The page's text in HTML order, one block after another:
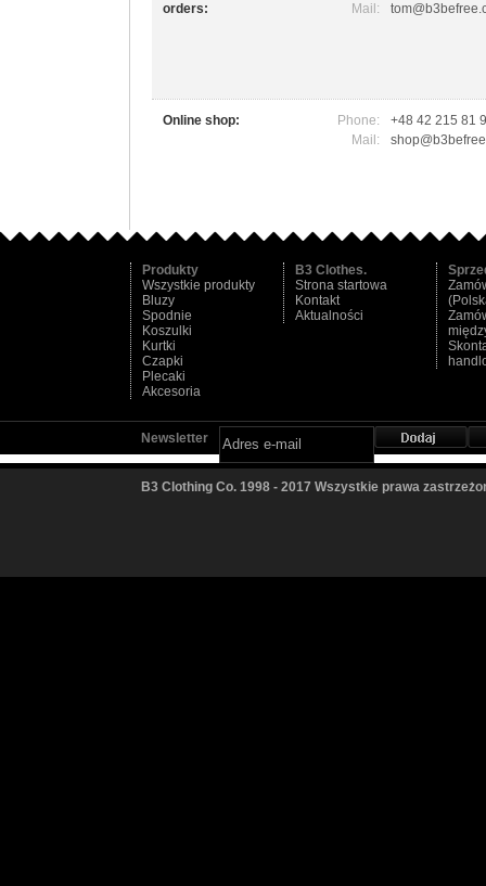
orders:
Mail:
Online shop: Phone:
+48 42 215 81
Mail:
Produkty
Wszystkie produkty
Bluzy
Spodnie
Koszulki
Kurtki
Czapki
Plecaki
Akcesoria
B3 Clothes.
Strona startowa
Kontakt
Aktualności
Newsletter
B3 Clothing Co. 1998 - 2017 Wszystkie prawa